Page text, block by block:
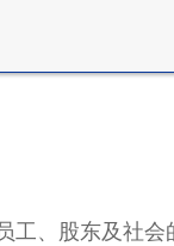
工、股东及社